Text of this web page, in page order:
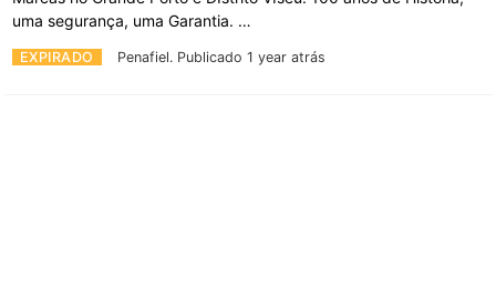
EXPIRADO Penafiel. Publicado 1 year atrás
uma segurança, uma Garantia. …